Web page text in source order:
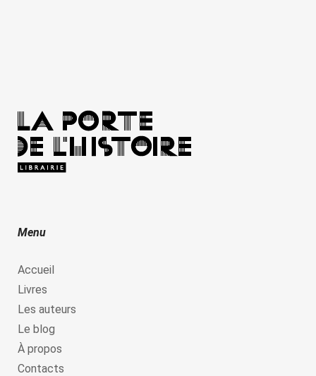
Menu
Accueil
Livres
Les auteurs
Le blog
À propos
Contacts